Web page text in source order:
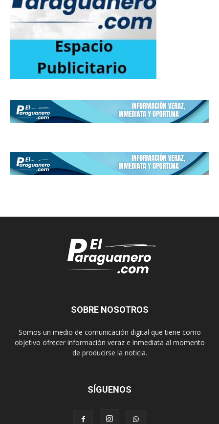
SOBRE NOSOTROS
Somos un medio de comunicación digital que tiene como
objetivo ofrecer información veraz e inmediata al momento
de producirse la noticia.
SÍGUENOS